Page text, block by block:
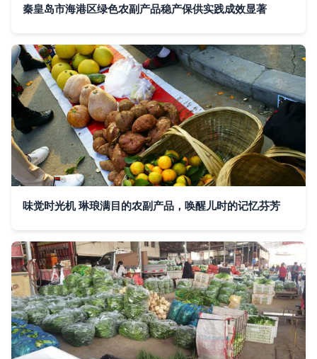
秦皇岛市海港区绿色农副产品稳产保供实践成效显著
味觉时光机 琳琅满目的农副产品，唤醒儿时的记忆芬芳